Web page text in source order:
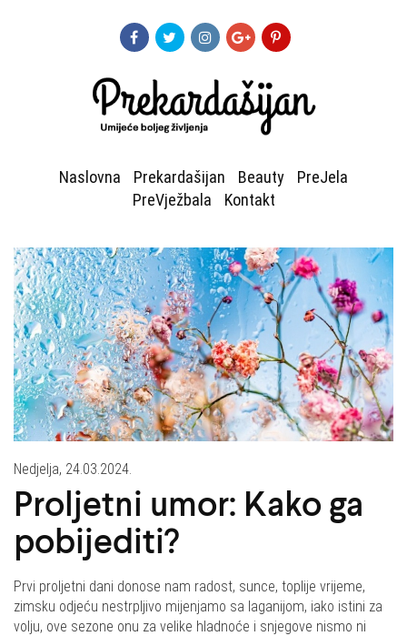
Naslovna Prekardašijan Beauty
PreJela
PreVježbala
Kontakt
Nedjelja, 24.03.2024.
Proljetni umor: Kako ga
pobijediti?
Prvi proljetni dani donose nam radost, sunce, toplije vrijeme,
zimsku odjeću nestrpljivo mijenjamo sa laganijom, iako istini za
volju, ove sezone onu za velike hladnoće i snjegove nismo ni